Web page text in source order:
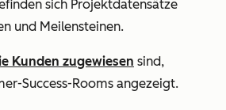
sich Projektdatensätze
und Meilensteinen.
Kunden zugewiesen sind,
Success-Rooms angezeigt.